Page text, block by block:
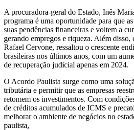
A procuradora-geral do Estado, Inês
programa é uma oportunidade para que
suas pendências financeiras e voltem a
gerando empregos e riqueza. Além disso,
Rafael Cervone, ressaltou o crescente
brasileiras nos últimos anos, com um
de recuperação judicial apenas em 2024.
O Acordo Paulista surge como uma
tributária e permitir que as empresas
retomem os investimentos. Com
de créditos acumulados de ICMS e
melhorar o ambiente de negócios no
paulista.